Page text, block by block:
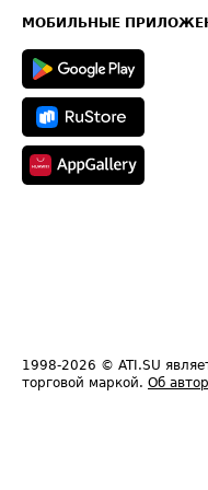
Техническая информация
МОБИЛЬНЫЕ
1998-2026 © ATI.SU
торговой маркой. Об